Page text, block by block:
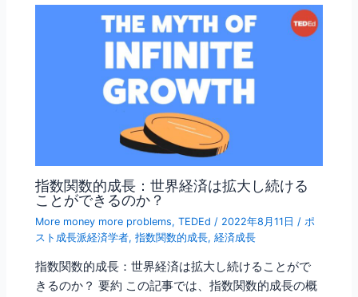
指数関数的成長：世界経済は拡大し続ける
ことができるのか？
More money more problems,TEDEd / 2022年8月11日 / ポ
スト成長派経済学者,指数関数的成長,経済成長
指数関数的成長：世界経済は拡大し続けることがで
きるのか？ 要約 この記事では、指数関数的成長の概